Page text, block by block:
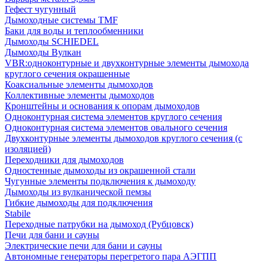
Гефест чугунный
Дымоходные системы TMF
Баки для воды и теплообменники
Дымоходы SCHIEDEL
Дымоходы Вулкан
VBR:одноконтурные и двухконтурные элементы дымохода
круглого сечения окрашенные
Коаксиальные элементы дымоходов
Коллективные элементы дымоходов
Кронштейны и основания к опорам дымоходов
Одноконтурная система элементов круглого сечения
Одноконтурная система элементов овального сечения
Двухконтурные элементы дымоходов круглого сечения (с
изоляцией)
Переходники для дымоходов
Одностенные дымоходы из окрашенной стали
Чугунные элементы подключения к дымоходу
Дымоходы из вулканической пемзы
Гибкие дымоходы для подключения
Stabile
Переходные патрубки на дымоход (Рубцовск)
Печи для бани и сауны
Электрические печи для бани и сауны
Автономные генераторы перегретого пара АЭГПП